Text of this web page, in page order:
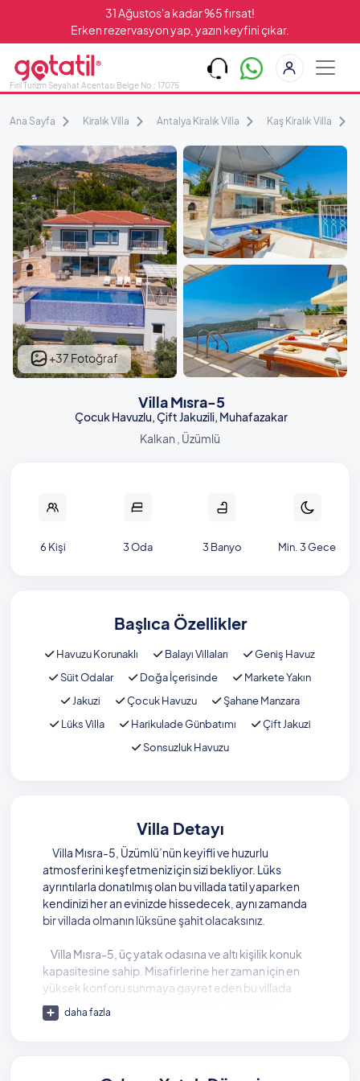
31 Ağustos'a kadar %5 fırsat!
Erken rezervasyon yap, yazın keyfini çıkar.
Fırıl Turizm Seyahat Acentası Belge No : 17075
Ana Sayfa Kiralık Villa Antalya Kiralık Villa Kaş Kiralık Villa
Villa Mısra-5
Çocuk Havuzlu, Çift Jakuzili, Muhafazakar
Kalkan , Üzümlü
+37 Fotoğraf
6 Kişi 3 Oda 3 Banyo Min. 3 Gece
Başlıca Özellikler
Havuzu Korunaklı Balayı Villaları
Geniş Havuz
Süit Odalar
Doğa İçerisinde
Markete Yakın
Jakuzi
Çocuk Havuzu
Şahane Manzara
Lüks Villa
Harikulade Günbatımı
Çift Jakuzi
Sonsuzluk Havuzu
Villa Detayı
Villa Mısra-5, Üzümlü’nün keyifli ve huzurlu
atmosferini keşfetmeniz için sizi bekliyor. Lüks
ayrıntılarla donatılmış olan bu villada tatil yaparken
kendinizi her an evinizde hissedecek, aynı zamanda
bir villada olmanın lüksüne şahit olacaksınız.
Villa Mısra-5, üç yatak odasına ve altı kişilik konuk
kapasitesine sahip. Misafirlerine her zaman için en
yüksek konforu sunmaya gayret eden bu villada
yatak odaları tamamen süit olarak tasarlanmış.
Villanın her noktasında karşınıza çıkacak olan özel
daha fazla